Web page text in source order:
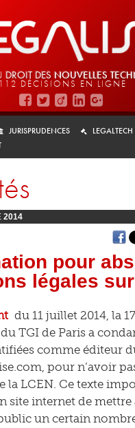
DROIT DES NOUVELLES
DÉCISIONS EN LIGNE
JURISPRUDENCES
LEGALTECH
2014
pour
légales
du 11 juillet 2014, la
TGI de Paris a
comme éditeur
pour n’avoir
la LCEN. Ce texte
site internet de mettre
un certain